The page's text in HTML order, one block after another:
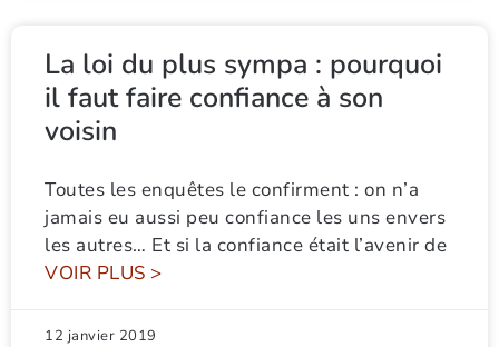
La loi du plus sympa : pourquoi
il faut faire confiance à son
voisin
Toutes les enquêtes le confirment : on n’a
jamais eu aussi peu confiance les uns envers
les autres… Et si la confiance était l’avenir de
VOIR PLUS >
12 janvier 2019